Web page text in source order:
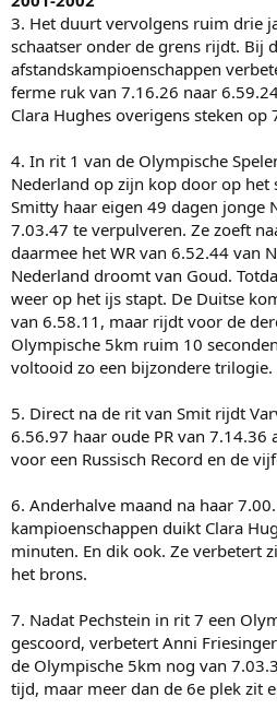
3. Het duurt vervolgens ruim drie
schaatser onder de grens rijdt. Bij
afstandskampioenschappen
ferme ruk van 7.16.26 naar
Clara Hughes overigens steken op
4. In rit 1 van de Olympische
Nederland op zijn kop door op het
Smitty haar eigen 49 dagen jonge
7.03.47 te verpulveren. Ze zoeft
daarmee het WR van 6.52.44 van
Nederland droomt van Goud.
weer op het ijs stapt. De Duitse
van 6.58.11, maar rijdt voor de
Olympische 5km ruim 10
voltooid zo een bijzondere trilogie.
5. Direct na de rit van Smit rijdt
6.56.97 haar oude PR van 7.14.36
voor een Russisch Record en de
6. Anderhalve maand na haar
kampioenschappen duikt Clara
minuten. En dik ook. Ze verbetert
het brons.
7. Nadat Pechstein in rit 7 een
gescoord, verbetert Anni
de Olympische 5km nog van
tijd, maar meer dan de 6e plek zit